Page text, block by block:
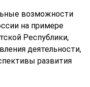
возможности
на примере
Республики,
деятельности,
развития